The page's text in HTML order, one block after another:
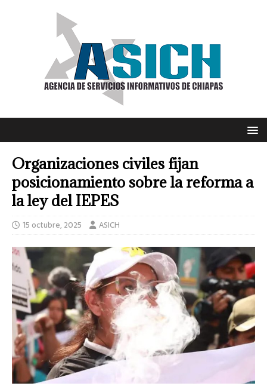
Organizaciones civiles fijan
posicionamiento sobre la reforma a
la ley del IEPES
15 octubre, 2025 ASICH